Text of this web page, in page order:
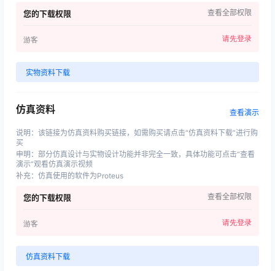
您的下载权限 查看全部权限
游客 请先登录
实物资料下载
仿真资料 查看演示
说明 ： 该链接为仿真资料购买链接，如需购买请点击“仿真资料下载”进行购
买
申明 ： 部分仿真设计与实物设计功能并非完全一致，具体功能可点击“查看
演示”观看仿真演示视频
补充： 仿真使用的软件为Proteus
您的下载权限 查看全部权限
游客 请先登录
仿真资料下载